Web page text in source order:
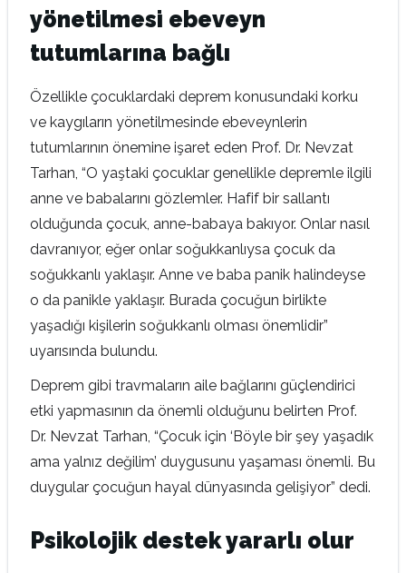
yönetilmesi ebeveyn
tutumlarına bağlı
Özellikle çocuklardaki deprem konusundaki korku
ve kaygıların yönetilmesinde ebeveynlerin
tutumlarının önemine işaret eden Prof. Dr. Nevzat
Tarhan, “O yaştaki çocuklar genellikle depremle ilgili
anne ve babalarını gözlemler. Hafif bir sallantı
olduğunda çocuk, anne-babaya bakıyor. Onlar nasıl
davranıyor, eğer onlar soğukkanlıysa çocuk da
soğukkanlı yaklaşır. Anne ve baba panik halindeyse
o da panikle yaklaşır. Burada çocuğun birlikte
yaşadığı kişilerin soğukkanlı olması önemlidir”
uyarısında bulundu.
Deprem gibi travmaların aile bağlarını güçlendirici
etki yapmasının da önemli olduğunu belirten Prof.
Dr. Nevzat Tarhan, “Çocuk için ‘Böyle bir şey yaşadık
ama yalnız değilim’ duygusunu yaşaması önemli. Bu
duygular çocuğun hayal dünyasında gelişiyor” dedi.
Psikolojik destek yararlı olur